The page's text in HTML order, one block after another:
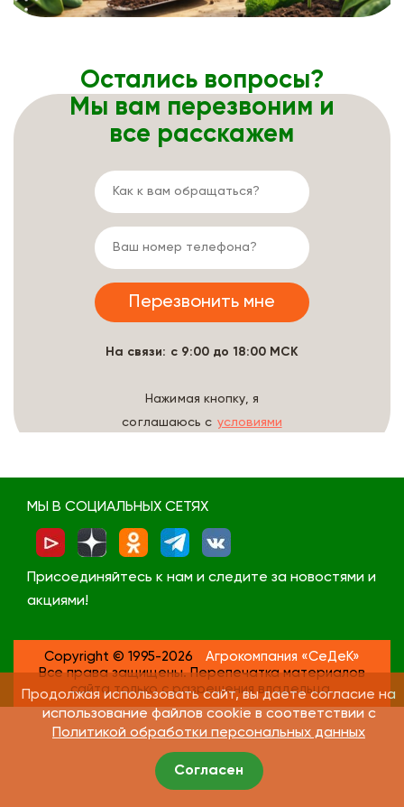
Остались вопросы?
Мы вам перезвоним и
все расскажем
На связи: с 9:00 до 18:00 МСК
Нажимая кнопку, я
соглашаюсь с условиями
МЫ В СОЦИАЛЬНЫХ СЕТЯХ
Присоединяйтесь к нам и следите за новостями и
акциями!
Copyright © 1995-2026
Агрокомпания «СеДеК»
Все права защищены. Перепечатка материалов
сайта только с разрешения владельца.
Продолжая использовать сайт, вы даете согласие на
использование файлов cookie в соответствии с
Политикой обработки персональных данных
Согласен